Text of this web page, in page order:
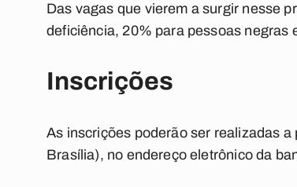
Das vagas que vierem a surgir nesse
deficiência, 20% para pessoas negras
Inscrições
As inscrições poderão ser realizadas
Brasília), no endereço eletrônico da